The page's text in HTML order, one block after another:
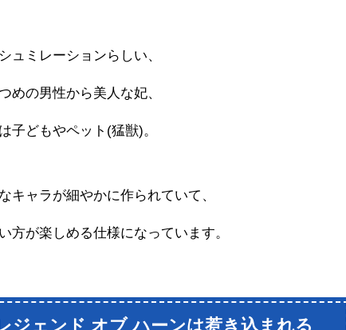
ュミレーションらしい、
めの男性から美人な妃、
子どもやペット(猛獣)。
キャラが細やかに作られていて、
方が楽しめる仕様になっています。
ジェンド オブ ハーンは惹き込まれる